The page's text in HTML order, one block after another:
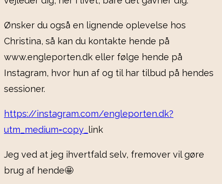
Ønsker du også en lignende oplevelse hos
Christina, så kan du kontakte hende på
www.engleporten.dk eller følge hende på
Instagram, hvor hun af og til har tilbud på hendes
sessioner.
https://instagram.com/engleporten.dk?
utm_medium=copy_ link
Jeg ved at jeg ihvertfald selv, fremover vil gøre
brug af hende🤩